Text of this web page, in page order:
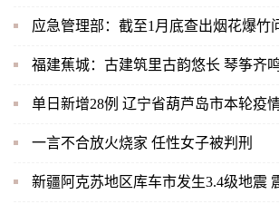
应急管理部：截至1月底查出烟花爆竹
福建蕉城：古建筑里古韵悠长 琴筝齐
单日新增28例 辽宁省葫芦岛市本轮疫
一言不合放火烧家 任性女子被判刑
新疆阿克苏地区库车市发生3.4级地震